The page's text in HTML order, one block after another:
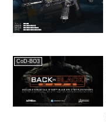
CoD-BO3